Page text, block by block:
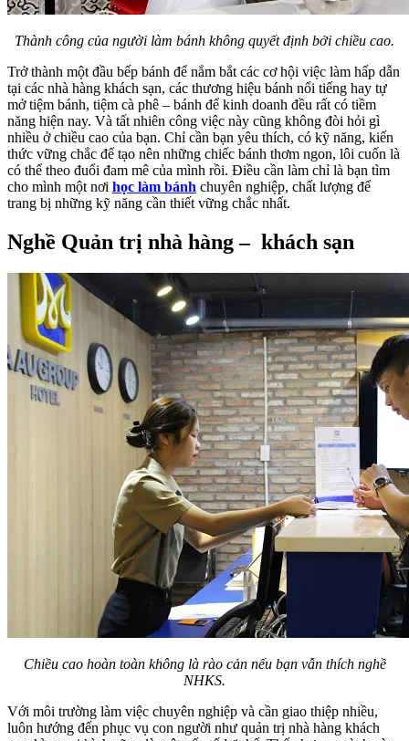
Thành công của người làm bánh không quyết định bởi chiều cao.
Trở thành một đầu bếp bánh để nắm bắt các cơ hội việc làm hấp dẫn
tại các nhà hàng khách sạn, các thương hiệu bánh nổi tiếng hay tự
mở tiệm bánh, tiệm cà phê – bánh để kinh doanh đều rất có tiềm
năng hiện nay. Và tất nhiên công việc này cũng không đòi hỏi gì
nhiều ở chiều cao của bạn. Chỉ cần bạn yêu thích, có kỹ năng, kiến
thức vững chắc để tạo nên những chiếc bánh thơm ngon, lôi cuốn là
có thể theo đuổi đam mê của mình rồi. Điều cần làm chỉ là bạn tìm
cho mình một nơi học làm bánh chuyên nghiệp, chất lượng để
trang bị những kỹ năng cần thiết vững chắc nhất.
Nghề Quản trị nhà hàng – khách sạn
Chiều cao hoàn toàn không là rào cản nếu bạn vẫn thích nghề
NHKS.
Với môi trường làm việc chuyên nghiệp và cần giao thiệp nhiều,
luôn hướng đến phục vụ con người như quản trị nhà hàng khách